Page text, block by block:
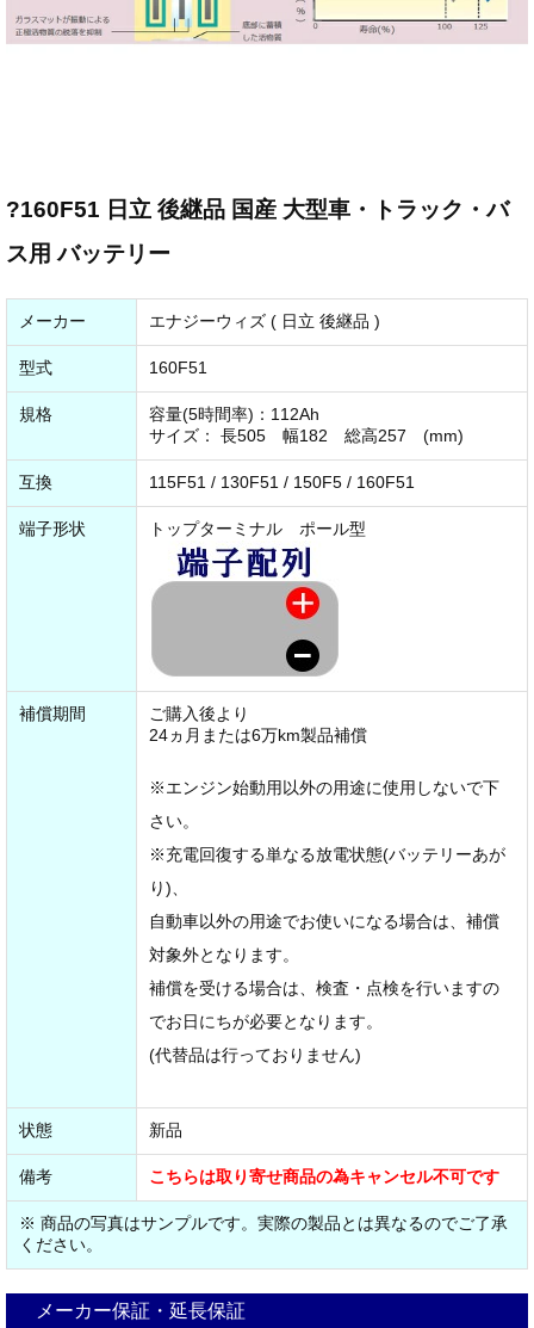
?160F51 日立 後継品 国産 大型車・トラック・バ
ス用 バッテリー
メーカー エナジーウィズ ( 日立 後継品 )
型式 160F51
規格
容量(5時間率)：112Ah
サイズ： 長505 幅182 総高257 (mm)
互換 115F51 / 130F51 / 150F5 / 160F51
端子形状 トップターミナル ポール型
補償期間
ご購入後より
24ヵ月または6万km製品補償
※エンジン始動用以外の用途に使用しないで下
さい。
※充電回復する単なる放電状態(バッテリーあが
り)、
自動車以外の用途でお使いになる場合は、補償
対象外となります。
補償を受ける場合は、検査・点検を行いますの
でお日にちが必要となります。
(代替品は行っておりません)
状態 新品
備考 こちらは取り寄せ商品の為キャンセル不可です
※ 商品の写真はサンプルです。実際の製品とは異なるのでご了承
ください。
メーカー保証・延長保証